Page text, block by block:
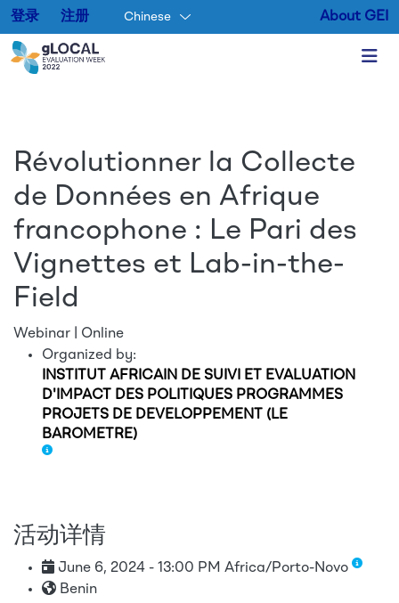
登录 注册 Chinese About GEI
Révolutionner la Collecte
de Données en Afrique
francophone : Le Pari des
Vignettes et Lab-in-the-
Field
Webinar | Online
Organized by:
INSTITUT AFRICAIN DE SUIVI ET EVALUATION
D'IMPACT DES POLITIQUES PROGRAMMES
PROJETS DE DEVELOPPEMENT (LE
BAROMETRE)
活动详情
June 6, 2024 - 13:00 PM Africa/Porto-Novo
Benin